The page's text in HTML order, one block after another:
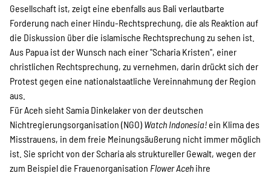
Gesellschaft ist, zeigt eine ebenfalls aus Bali verlautbarte
Forderung nach einer Hindu-Rechtsprechung, die als Reaktion auf
die Diskussion über die islamische Rechtsprechung zu sehen ist.
Aus Papua ist der Wunsch nach einer "Scharia Kristen", einer
christlichen Rechtsprechung, zu vernehmen, darin drückt sich der
Protest gegen eine nationalstaatliche Vereinnahmung der Region
aus.
Für Aceh sieht Samia Dinkelaker von der deutschen
Nichtregierungsorganisation (NGO) Watch Indonesia! ein Klima des
Misstrauens, in dem freie Meinungsäußerung nicht immer möglich
ist. Sie spricht von der Scharia als struktureller Gewalt, wegen der
zum Beispiel die Frauenorganisation Flower Aceh ihre